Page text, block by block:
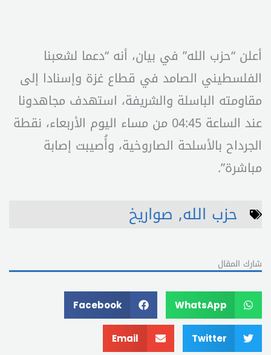
أعلن “حزب الله” في بيان، أنه “دعما لشعبنا
الفلسطيني الصامد في قطاع غزة وإسنادا إلى
مقاومته الباسلة ‌‌‌‏والشريفة، استهدف ‌‌‏‌‏‌‌‌‏مجاهدونا
عند الساعة 04:45 من مساء اليوم الأربعاء، نقطة
‏الجرداح‎ ‎بالأسلحة الصاروخية، ‏وأُصيبت إصابة
مباشرة”.
حزب الله, صواريخ
شارك المقال
WhatsApp
Facebook
Twitter
Email